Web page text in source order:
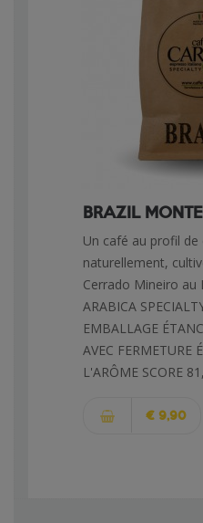
BRAZIL
Un café au profil
naturellement,
Cerrado Mineiro au
ARABICA
EMBALLAGE
AVEC FERMETURE
L'ARÔME SCORE
€ 9,90